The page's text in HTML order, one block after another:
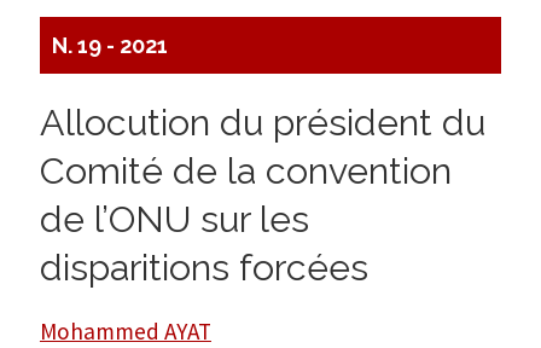
N. 19 - 2021
Allocution du président du
Comité de la convention
de l’ONU sur les
disparitions forcées
Mohammed AYAT